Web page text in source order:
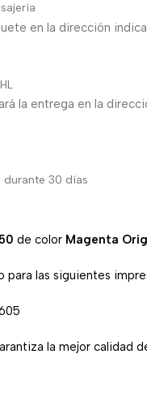
en la dirección
la entrega en la
durante 30 días
de color Magenta
para las siguientes
la mejor calidad